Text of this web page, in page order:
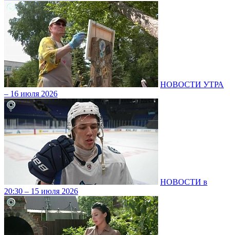
НОВОСТИ УТРА
– 16 июля 2026
НОВОСТИ в
20:30 – 15 июля 2026